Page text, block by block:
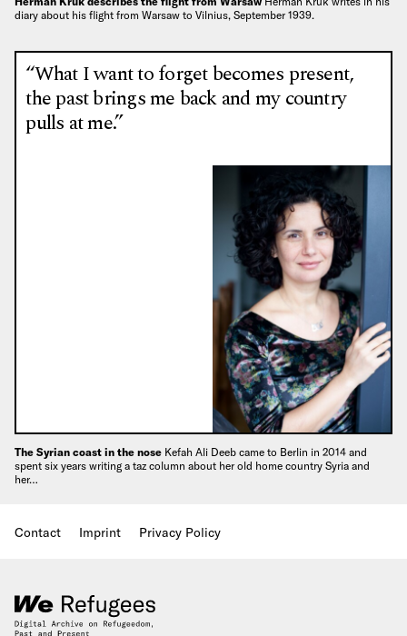
diary about his flight from Warsaw to Vilnius, September 1939.
“What I want to forget becomes present,
the past brings me back and my country
pulls at me.”
The Syrian coast in the nose Kefah Ali Deeb came to Berlin in 2014 and
spent six years writing a taz column about her old home country Syria and
her…
Contact Imprint Privacy Policy